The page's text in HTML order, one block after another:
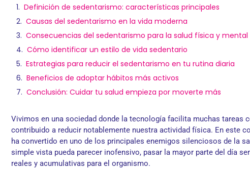
Definición de sedentarismo: características principales
Causas del sedentarismo en la vida moderna
Consecuencias del sedentarismo para la salud física y mental
Cómo identificar un estilo de vida sedentario
Estrategias para reducir el sedentarismo en tu rutina diaria
Beneficios de adoptar hábitos más activos
Conclusión: Cuidar tu salud empieza por moverte más
Vivimos en una sociedad donde la tecnología facilita muchas tareas
contribuido a reducir notablemente nuestra actividad física. En este
ha convertido en uno de los principales enemigos silenciosos de la
simple vista pueda parecer inofensivo, pasar la mayor parte del día
reales y acumulativas para el organismo.